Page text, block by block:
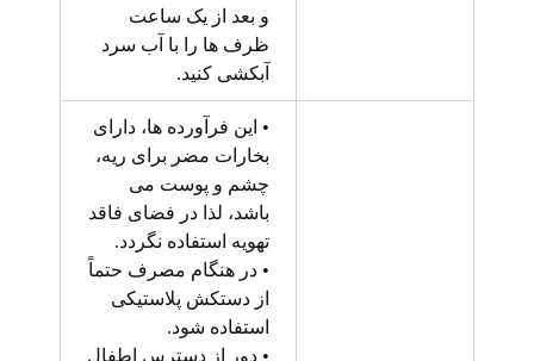
و بعد از یک ساعت
ظرف ها را با آب سرد
آبکشی کنید.
• این فرآورده ها، دارای
بخارات مضر برای ریه،
چشم و پوست می
باشد، لذا در فضای فاقد
تهویه استفاده نگردد.
• در هنگام مصرف حتماً
از دستکش پلاستیکی
استفاده شود.
• دور از دسترس اطفال